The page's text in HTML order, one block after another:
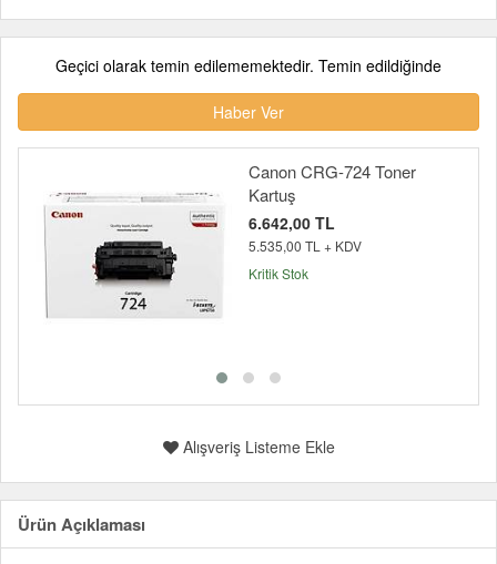
Geçici olarak temin edilememektedir. Temin edildiğinde
Haber Ver
Canon CRG-724 Toner
Kartuş
6.642,00 TL
5.535,00 TL + KDV
Kritik Stok
Alışveriş Listeme Ekle
Ürün Açıklaması